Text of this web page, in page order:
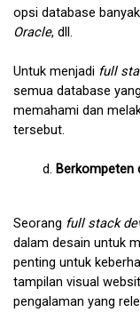
opsi database
Oracle, dll.
Untuk menjadi full
semua database
memahami dan
tersebut.
Berkompeten
Seorang full stack
dalam desain untuk
penting untuk
tampilan visual
pengalaman yang